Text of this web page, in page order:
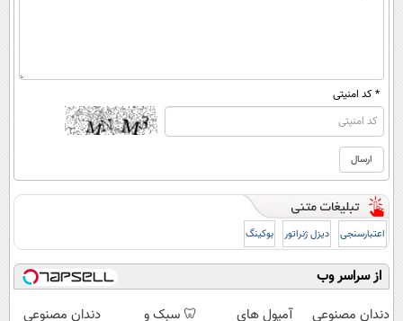
* کد امنیتی
اعتبارسنجی دیزل ژنراتور بوکینگ
از سراسر وب
دندان مصنوعی
آمپول های
🦷 سبک و
دندان مصنوعی